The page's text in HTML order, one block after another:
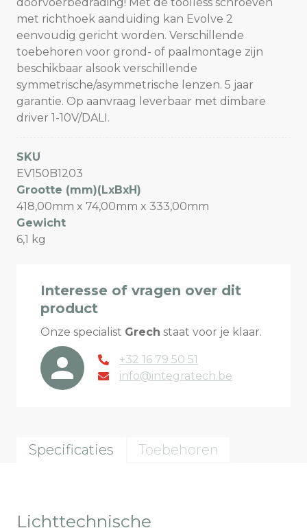
doorvoerbedrading! Met de toolless schroeven
met richthoek aanduiding kan Evolve 2
eenvoudig gericht worden. Verschillende
toebehoren voor grond- of paalmontage zijn
beschikbaar alsook verschillende
symmetrische/asymmetrische lenzen. 5 jaar
garantie. Op aanvraag leverbaar met dimbare
driver 1-10V/DALI.
SKU
EV150B1203
Grootte (mm)(LxBxH)
418,00mm x 74,00mm x 333,00mm
Gewicht
6,1 kg
Interesse of vragen over dit
product
Onze specialist Grech staat voor je klaar.
+32 16 79 50 51
info@integratech.be
Specificaties Toebehoren
Lichttechnische